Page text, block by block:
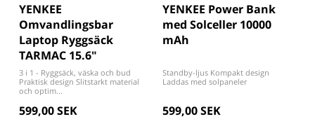
YENKEE
Omvandlingsbar
Laptop Ryggsäck
TARMAC 15.6"
3 i 1 - Ryggsäck, väska och bud
Praktisk design Slitstarkt material
och optim...
599,00 SEK
YENKEE Power Bank
med Solceller 10000
mAh
Standby-ljus Kompakt design
Laddas med solpaneler
599,00 SEK